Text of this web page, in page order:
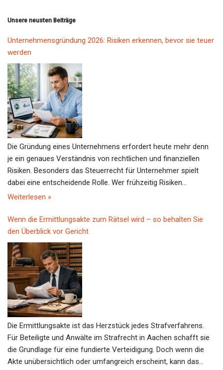
Unsere neusten Beiträge
Unternehmensgründung 2026: Risiken erkennen, bevor sie teuer
werden
Die Gründung eines Unternehmens erfordert heute mehr denn
je ein genaues Verständnis von rechtlichen und finanziellen
Risiken. Besonders das Steuerrecht für Unternehmer spielt
dabei eine entscheidende Rolle. Wer frühzeitig Risiken
identifiziert und Steuern optimiert, legt den Grundstein für
ErfolgBei der Unternehmensgründung 2026 ist das Steuerrecht
ein zentraler Faktor. Die Komplexität der gesetzlichen Vorgaben
steigt kontinuierlich, und Fehler können schnell zu hohen
Nachzahlungen führen. Unternehmer sollten sich daher
umfassend informieren, um steuerliche Fallstricke zu
vermeiden. Dazu gehört, die verschiedenen Steuerarten sowie
geltende Freibeträge und Abzugsmöglichkeiten zu kennen. Wer
sich mit den Basics vertraut macht, kann gezielt Steuern
optimieren und somit die finanzielle Belastung reduzieren.So
erkennst du echte Qualität bei Unternehmensgründung und
Steuerberatung Fundierte Beratung: Hochwertige
Steuerberatung bietet individuelle Lösungen, die genau auf dein
Geschäftsmodell zugeschnitten sind. Transparente
Weiterlesen »
Wenn die Ermittlungsakte zum Rätsel wird – so behalten Sie
den Überblick vor Gericht
Die Ermittlungsakte ist das Herzstück jedes Strafverfahrens.
Für Beteiligte und Anwälte im Strafrecht in Aachen schafft sie
die Grundlage für eine fundierte Verteidigung. Doch wenn die
Akte unübersichtlich oder umfangreich erscheint, kann das